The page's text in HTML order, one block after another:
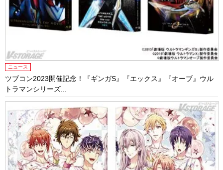
ニュース
ツブコン2023開催記念！『ギンガS』『エックス』『オーブ』ウル
トラマンシリーズ...